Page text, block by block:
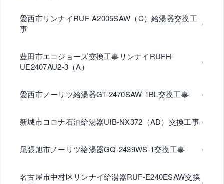
愛西市リンナイRUF-A2005SAW（C）給湯器交換工
事
豊田市エコジョーズ交換工事リンナイRUFH-
UE2407AU2-3（A）
愛西市ノーリツ給湯器GT-2470SAW-1BL交換工事
新城市コロナ石油給湯器UIB-NX372（AD）交換工事
尾張旭市ノーリツ給湯器GQ-2439WS-1交換工事
名古屋市中村区リンナイ給湯器RUF-E240ESAW交換